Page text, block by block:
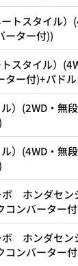
トスタイル）
ーター付))
スタイル）
ター付)+パド
）(2WD・無
）(4WD・無
ホンダセン
ンバーター
ホンダセン
ンバーター